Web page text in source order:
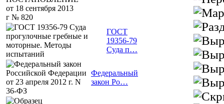
ГОСТ
19356-79
Суда п…
Федеральный
закон Ро…